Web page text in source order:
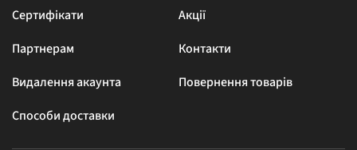
Сертифікати
Акції
Партнерам
Контакти
Видалення акаунта
Повернення товарів
Способи доставки